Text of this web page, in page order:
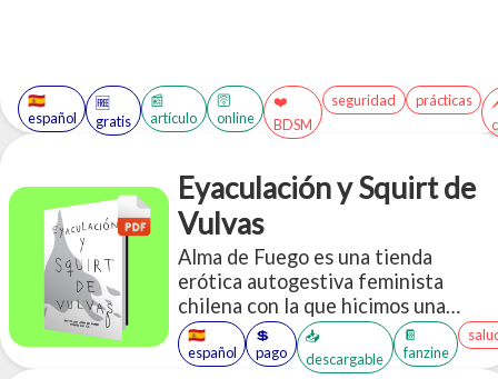
🇪🇸
español
🆓
gratis
📰
artículo
🛜
online
❤️
BDSM
seguridad prácticas
Eyaculación y Squirt de
Vulvas
Alma de Fuego es una tienda
erótica autogestiva feminista
chilena con la que hicimos una
alianza.
🇪🇸
español
💲
pago
📥
descargable
📔
fanzine